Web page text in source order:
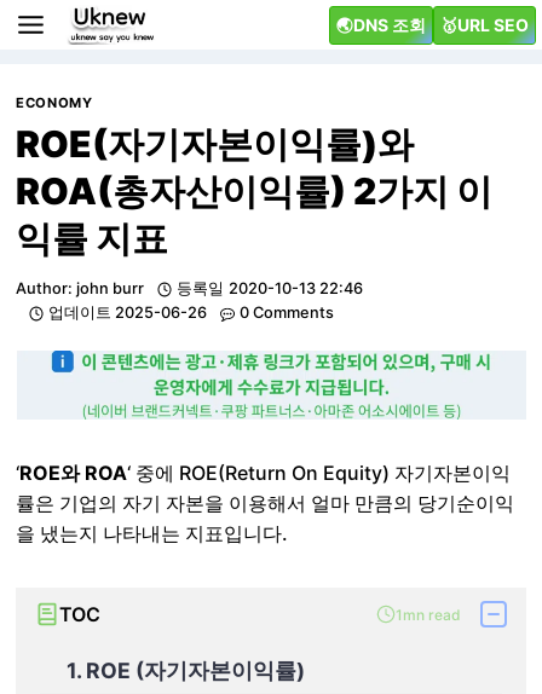
Skip
🌏DNS 조회 🥇URL SEO
ECONOMY
ROE(자기자본이익률)와
ROA(총자산이익률) 2가지 이
익률 지표
Author: john burr 등록일 2020-10-13 22:46
업데이트 2025-06-26 0 Comments
‘ROE와 ROA‘ 중에 ROE(Return On Equity) 자기자본이익
률은 기업의 자기 자본을 이용해서 얼마 만큼의 당기순이익
을 냈는지 나타내는 지표입니다.
TOC 1mn read
1. ROE (자기자본이익률)